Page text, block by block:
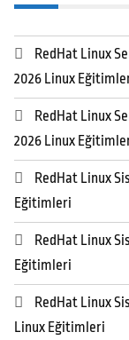
RedHat Linux
2026 Linux
RedHat Linux
2026 Linux
RedHat Linux
Eğitimleri
RedHat Linux
Eğitimleri
RedHat Linux
Linux Eğitimleri